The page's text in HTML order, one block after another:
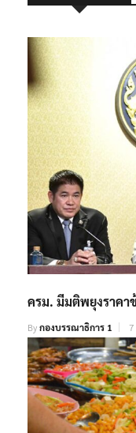
ครม. มีมติพยุงราคา
Byกองบรรณาธิการ 1